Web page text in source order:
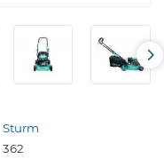
Sturm
362